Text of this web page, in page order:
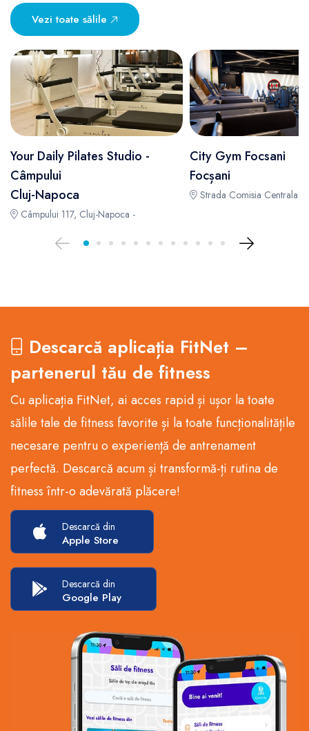
Vezi toate sălile
Your Daily Pilates Studio -
Câmpului
Cluj-Napoca
Câmpului 117, Cluj-Napoca -
City Gym Focsani
Focșani
Strada Comisia Centrala,
Descarcă aplicația FitNet –
partenerul tău de fitness
Cu aplicația FitNet, ai acces rapid și ușor la toate
sălile tale de fitness favorite și la toate funcționalitățile
necesare pentru o experiență de antrenament
perfectă. Descarcă acum și transformă-ți rutina de
fitness într-o adevărată plăcere!
Descarcă din
Apple Store
Descarcă din
Google Play